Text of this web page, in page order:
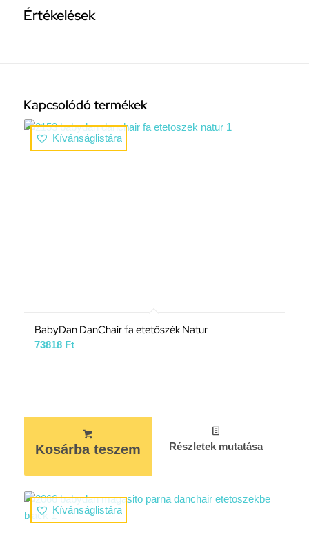
Értékelések
Kapcsolódó termékek
Kívánságlistára
BabyDan DanChair fa etetőszék Natur
73818 Ft
Kosárba teszem Részletek mutatása
Kívánságlistára